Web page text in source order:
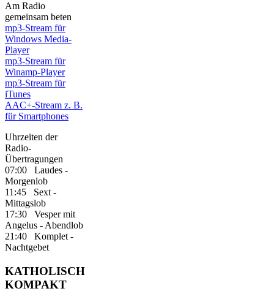
Am Radio
gemeinsam beten
mp3-Stream für
Windows Media-
Player
mp3-Stream für
Winamp-Player
mp3-Stream für
iTunes
AAC+-Stream z. B.
für Smartphones
Uhrzeiten der
Radio-
Übertragungen
07:00 Laudes -
Morgenlob
11:45 Sext -
Mittagslob
17:30 Vesper mit
Angelus - Abendlob
21:40 Komplet -
Nachtgebet
KATHOLISCH
KOMPAKT